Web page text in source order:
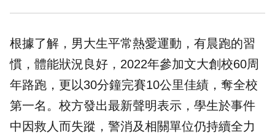
根據了解，男大生平常熱愛運動，有晨跑的習
慣，體能狀況良好，2022年參加文大創校60周
年路跑，更以30分鐘完賽10公里佳績，奪全校
第一名。校方發出最新聲明表示，學生於事件
中因救人而失蹤，警消及相關單位仍持續全力